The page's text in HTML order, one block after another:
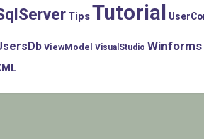
TipsTutorial
ViewModel VisualStudio Winforms